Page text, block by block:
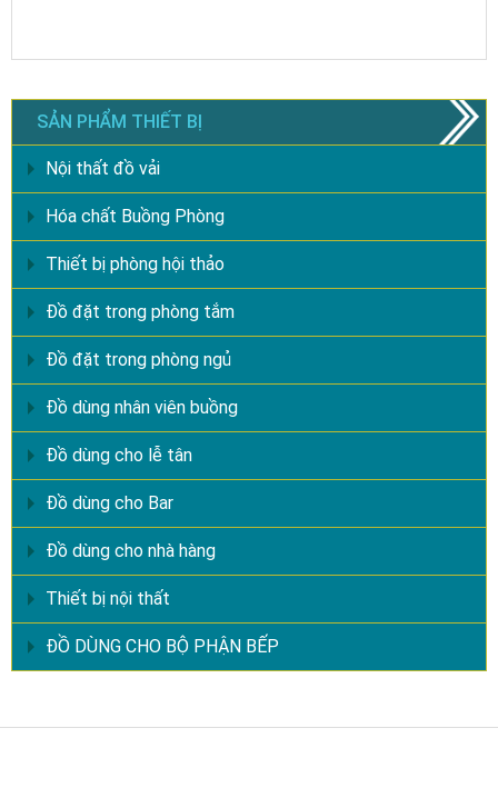
SẢN PHẨM THIẾT BỊ
Nội thất đồ vải
Hóa chất Buồng Phòng
Thiết bị phòng hội thảo
Đồ đặt trong phòng tắm
Đồ đặt trong phòng ngủ
Đồ dùng nhân viên buồng
Đồ dùng cho lễ tân
Đồ dùng cho Bar
Đồ dùng cho nhà hàng
Thiết bị nội thất
ĐỒ DÙNG CHO BỘ PHẬN BẾP